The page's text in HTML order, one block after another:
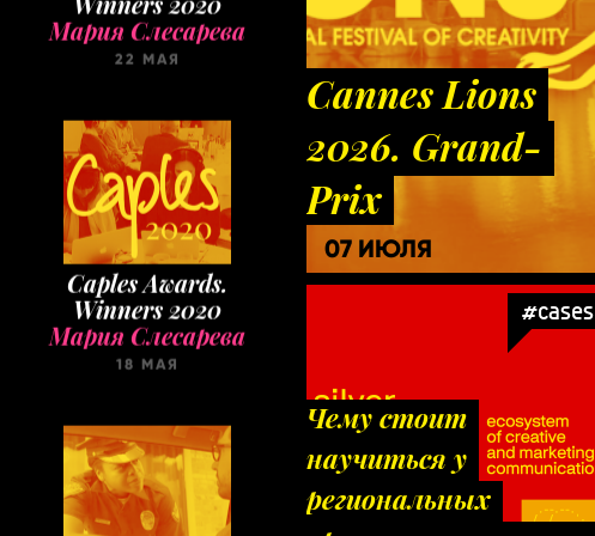
22 МАЯ
Caples Awards.
Winners 2020
Мария Слесарева
18 МАЯ
Cannes Lions
2026. Grand-
Prix
07 ИЮЛЯ
#cases
Чему стоит
научиться у
региональных